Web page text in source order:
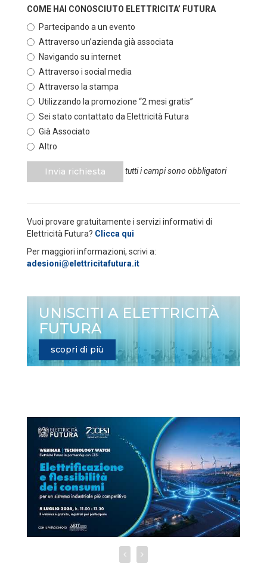
COME HAI CONOSCIUTO ELETTRICITA’ FUTURA
Partecipando a un evento
Attraverso un’azienda già associata
Navigando su internet
Attraverso i social media
Attraverso la stampa
Utilizzando la promozione “2 mesi gratis”
Sei stato contattato da Elettricità Futura
Già Associato
Altro
Invia richiesta tutti i campi sono obbligatori
Vuoi provare gratuitamente i servizi informativi di
Elettricità Futura? Clicca qui
Per maggiori informazioni, scrivi a:
adesioni@elettricitafutura.it
UNISCITI A ELETTRICITÀ
FUTURA
scopri di più